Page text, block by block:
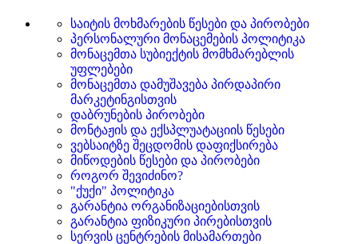
საიტის მოხმარების წესები და პირობები
პერსონალური მონაცემების პოლიტიკა
მონაცემთა სუბიექტის მომხმარებლის
უფლებები
მონაცემთა დამუშავება პირდაპირი
მარკეტინგისთვის
დაბრუნების პირობები
მონტაჟის და ექსპლუატაციის წესები
ვებსაიტზე შეცდომის დაფიქსირება
მიწოდების წესები და პირობები
როგორ შევიძინო?
"ქუქი" პოლიტიკა
გარანტია ორგანიზაციებისთვის
გარანტია ფიზიკური პირებისთვის
სერვის ცენტრების მისამართები